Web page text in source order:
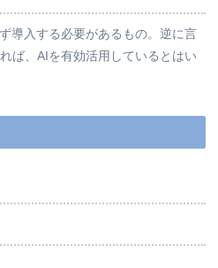
導入する必要があるもの。逆に言
ば、AIを有効活用しているとはい